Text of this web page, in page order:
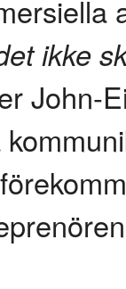
ikke
John-